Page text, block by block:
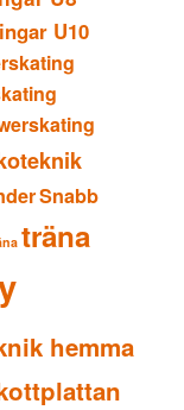
U10
Snabb
träna
hemma